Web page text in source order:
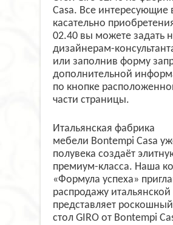
Casa. Все интересующие
касательно
02.40 вы можете задать
дизайнерам-
или заполнив форму
дополнительной
по кнопке
части страницы.
Итальянская фабрика
мебели Bontempi Casa
полувека создаёт
премиум-класса. Наша
«Формула успеха»
распродажу
представляет роскошный
стол GIRO от Bontempi